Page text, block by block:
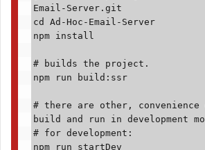
Email-Server.git
cd Ad-Hoc-Email-Server
npm install
# builds the project.
npm run build:ssr
# there are other,
build and run in development
# for development:
npm run startDev